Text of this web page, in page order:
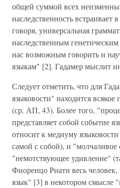
общей суммой всех
наследственность встраивает
говоря, универсальная
наследственным
нас возможным говорить и
языкам" [2]. Гадамер мыслит
Следует отметить, что для
языковости" находится
(ср. АП, 43). Более того,
представляет собой событие
относит к медиуму
самой с собой), и "молчаливое
"немотствующее удивление"
Фиоренцо Риати весь
язык" [3] в некотором смысле